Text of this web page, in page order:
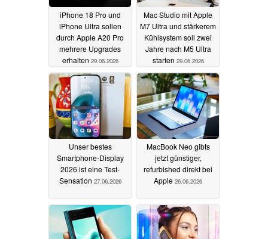
iPhone 18 Pro und
iPhone Ultra sollen
durch Apple A20 Pro
mehrere Upgrades
erhalten 29.06.2026
Mac Studio mit Apple
M7 Ultra und stärkerem
Kühlsystem soll zwei
Jahre nach M5 Ultra
starten 29.06.2026
Unser bestes
Smartphone-Display
2026 ist eine Test-
Sensation 27.06.2026
MacBook Neo gibts
jetzt günstiger,
refurbished direkt bei
Apple 26.06.2026